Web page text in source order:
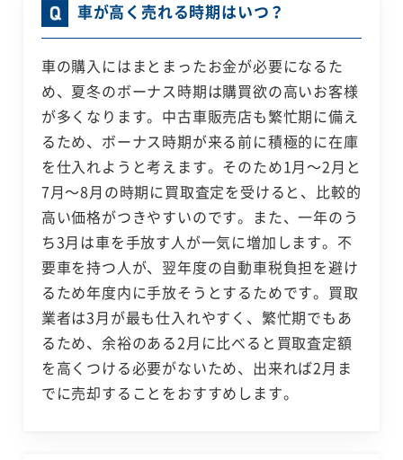
車が高く売れる時期はいつ？
車の購入にはまとまったお金が必要になるた
め、夏冬のボーナス時期は購買欲の高いお客様
が多くなります。中古車販売店も繁忙期に備え
るため、ボーナス時期が来る前に積極的に在庫
を仕入れようと考えます。そのため1月～2月と
7月～8月の時期に買取査定を受けると、比較的
高い価格がつきやすいのです。また、一年のう
ち3月は車を手放す人が一気に増加します。不
要車を持つ人が、翌年度の自動車税負担を避け
るため年度内に手放そうとするためです。買取
業者は3月が最も仕入れやすく、繁忙期でもあ
るため、余裕のある2月に比べると買取査定額
を高くつける必要がないため、出来れば2月ま
でに売却することをおすすめします。